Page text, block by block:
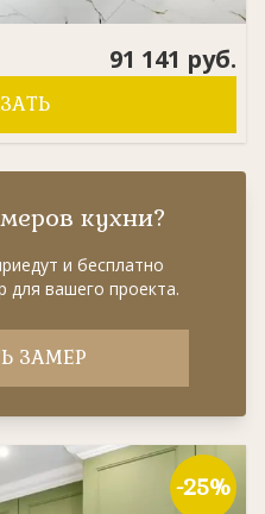
91 141 руб.
кухни?
и бесплатно
для вашего проекта.
ЗАМЕР
-25%